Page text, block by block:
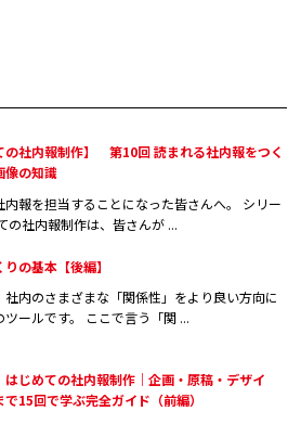
の社内報制作】 第10回 読まれる社内報をつく
像の知識
内報を担当することになった皆さんへ。 シリー
の社内報制作は、皆さんが ...
の基本【後編】
社内のさまざまな「関係性」をより良い方向に
ツールです。 ここで言う「関 ...
はじめての社内報制作｜企画・原稿・デザイ
で15回で学ぶ完全ガイド（前編）